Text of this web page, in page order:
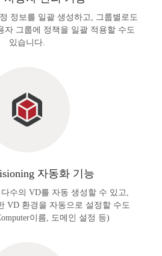
정보를 일괄 생성하고, 그룹별로도
자 그룹에 정책을 일괄 적용할 수도
있습니다.
자동화 기능
수의 VD를 자동 생성할 수 있고,
VD 환경을 자동으로 설정할 수도
이름, 도메인 설정 등)